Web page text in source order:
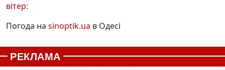
вітер:
Погода на sinoptik.ua в Одесі
РЕКЛАМА